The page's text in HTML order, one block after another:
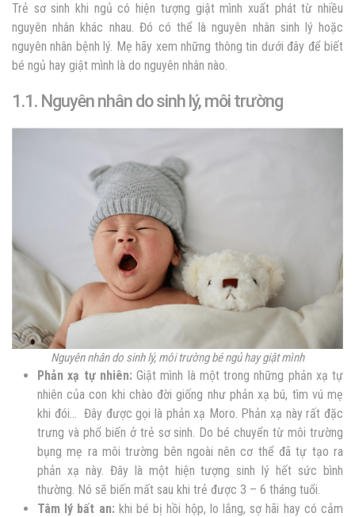
Trẻ sơ sinh khi ngủ có hiện tượng giật mình xuất phát từ nhiều
nguyên nhân khác nhau. Đó có thể là nguyên nhân sinh lý hoặc
nguyên nhân bệnh lý. Mẹ hãy xem những thông tin dưới đây để biết
bé ngủ hay giật mình là do nguyên nhân nào.
1.1. Nguyên nhân do sinh lý, môi trường
Nguyên nhân do sinh lý, môi trường bé ngủ hay giật mình
Phản xạ tự nhiên: Giật mình là một trong những phản xạ tự
nhiên của con khi chào đời giống như phản xạ bú, tìm vú mẹ
khi đói… Đây được gọi là phản xạ Moro. Phản xạ này rất đặc
trưng và phổ biến ở trẻ sơ sinh. Do bé chuyển từ môi trường
bụng mẹ ra môi trường bên ngoài nên cơ thể đã tự tạo ra
phản xạ này. Đây là một hiện tượng sinh lý hết sức bình
thường. Nó sẽ biến mất sau khi trẻ được 3 – 6 tháng tuổi.
Tâm lý bất an: khi bé bị hồi hộp, lo lắng, sợ hãi hay có cảm